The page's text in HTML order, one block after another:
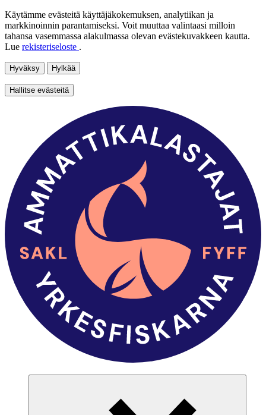
Käytämme evästeitä käyttäjäkokemuksen, analytiikan ja
markkinoinnin parantamiseksi. Voit muuttaa valintaasi milloin
tahansa vasemmassa alakulmassa olevan evästekuvakkeen kautta.
Lue rekisteriseloste .
Hyväksy Hylkää
Hallitse evästeitä